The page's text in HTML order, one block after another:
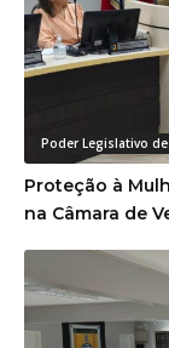
Poder Legislativo
Proteção à
na Câmara de